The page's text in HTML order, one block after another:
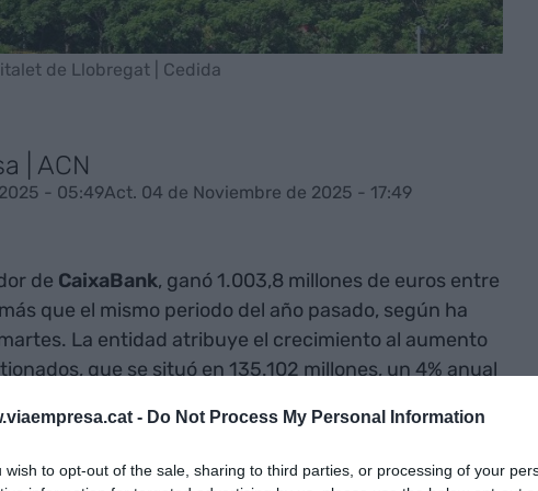
- Do Not Process My Personal Information
wish to opt-out of the sale, sharing to third parties, or processing of your
de Llobregat | Cedida
| ACN
- 05:49Act. 04 de Noviembre de 2025 - 17:49
de CaixaBank, ganó 1.003,8 millones de euros entre
que el mismo periodo del año pasado, según ha
La entidad atribuye el crecimiento al aumento
que se situó en 135.102 millones, un 4% anual
primeros meses del año resalta que los ingresos
al ejercicio anterior, hasta los 9.510,6 millones de